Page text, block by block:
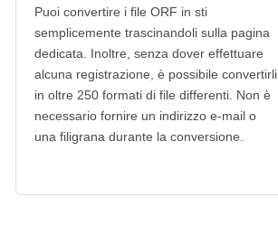
Puoi convertire i file ORF in sti
semplicemente trascinandoli sulla pagina
dedicata. Inoltre, senza dover effettuare
alcuna registrazione, è possibile convertirli
in oltre 250 formati di file differenti. Non è
necessario fornire un indirizzo e-mail o
una filigrana durante la conversione.